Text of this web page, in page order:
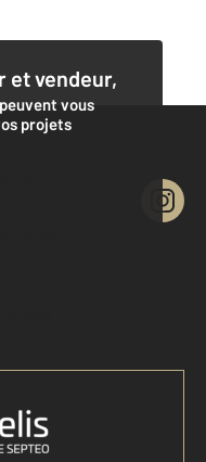
et vendeur,
vous
projets